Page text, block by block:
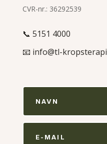
CVR-nr.: 36292539
📞 5151 4000
📧 info@tl-